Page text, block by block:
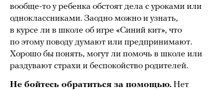
вообще-то у ребенка обстоят дела с уроками или
одноклассниками. Заодно можно и узнать,
в курсе ли в школе об игре «Синий кит», что
по этому поводу думают или предпринимают.
Хорошо бы понять, могут ли помочь в школе или
раздувают страхи и беспокойство родителей.
Не бойтесь обратиться за помощью. Нет